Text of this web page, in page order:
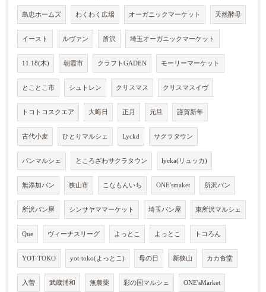
島忠ホームズ わくわく広場 オーガニックマーケット 天然酵母
イースト ルヴァン 所沢 埼玉オーガニックマーケット
11.18(木) 朝霞市 クラフトGADEN モーリーマーケット
とことこ市 シュトレン クリスマス クリスマスイヴ
トコトコスクエア 大晦日 正月 元旦 謹賀新年
古代小麦 ひとりマルシェ Lyckd サクラタウン
パンマルシェ ところざわサクラタウン lycka(リュッカ)
無添加パン 狭山市 こなもんいち ONE'smaket 所沢パン
所沢パン屋 シンサヤママーケット 埼玉パン屋 東所沢マルシェ
Que ヴィーナスリーグ よっとこ よっとこ トコろん
YOT-TOKO yot-toko(よっとこ) 母の日 新狭山 カカ食堂
入曽 武蔵浦和 無農薬 彩の国マルシェ ONE'sMarket